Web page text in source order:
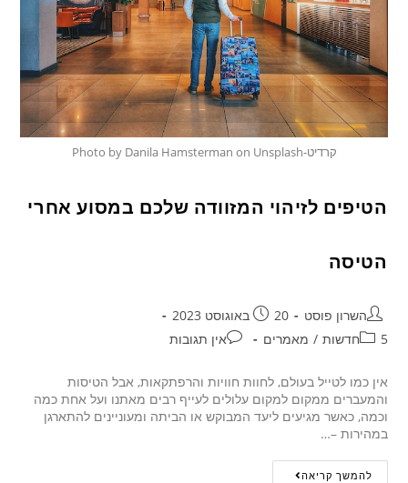
קרדיט-Photo by Danila Hamsterman on Unsplash
הטיפים לזיהוי המזוודה שלכם במסוע אחרי
הטיסה
השרון פוסט
20 באוגוסט 2023
5חדשות
/ מאמרים אין תגובות
אין כמו לטייל בעולם, לחוות חוויות והרפתקאות, אבל הטיסות
והמעברים ממקום למקום עלולים לעייף רבים מאתנו ועל אחת כמה
וכמה, כאשר מגיעים ליעד המבוקש או הביתה ומעוניינים להתארגן
במהירות –…
להמשך קריאה